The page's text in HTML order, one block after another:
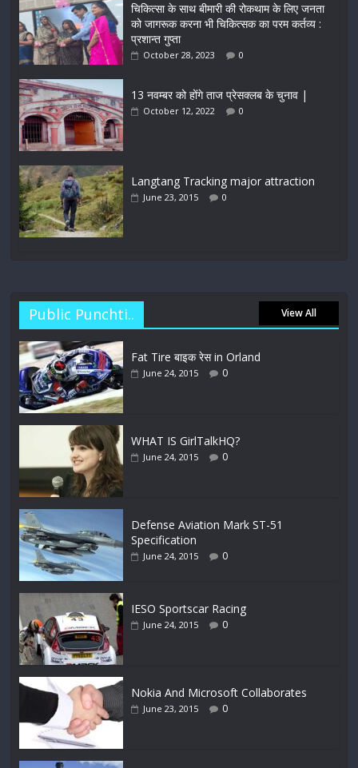
चिकित्सा के साथ बीमारी की रोकथाम के लिए जनता
को जागरूक करना भी चिकित्सक का परम कर्तव्य :
प्रशान्त गुप्ता
October 28, 2023 0
13 नवम्बर को होंगे ताज प्रेसक्लब के चुनाव |
October 12, 2022 0
Langtang Tracking major attraction
June 23, 2015 0
Public Punchti.. View All
Fat Tire बाइक रेस in Orland
June 24, 2015 0
WHAT IS GirlTalkHQ?
June 24, 2015 0
Defense Aviation Mark ST-51
Specification
June 24, 2015 0
IESO Sportscar Racing
June 24, 2015 0
Nokia And Microsoft Collaborates
June 23, 2015 0